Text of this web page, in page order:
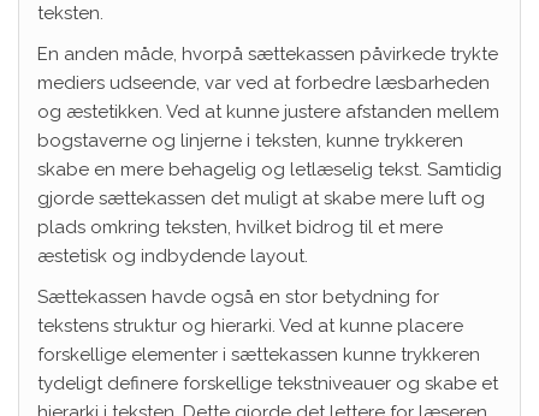
teksten.
En anden måde, hvorpå sættekassen påvirkede trykte
mediers udseende, var ved at forbedre læsbarheden
og æstetikken. Ved at kunne justere afstanden mellem
bogstaverne og linjerne i teksten, kunne trykkeren
skabe en mere behagelig og letlæselig tekst. Samtidig
gjorde sættekassen det muligt at skabe mere luft og
plads omkring teksten, hvilket bidrog til et mere
æstetisk og indbydende layout.
Sættekassen havde også en stor betydning for
tekstens struktur og hierarki. Ved at kunne placere
forskellige elementer i sættekassen kunne trykkeren
tydeligt definere forskellige tekstniveauer og skabe et